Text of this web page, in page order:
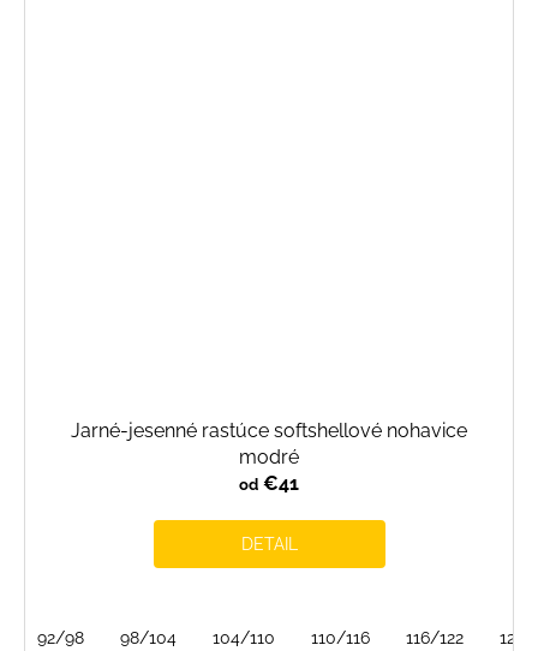
Jarné-jesenné rastúce softshellové nohavice
modré
od €41
DETAIL
92/98 98/104 104/110 110/116 116/122 122/